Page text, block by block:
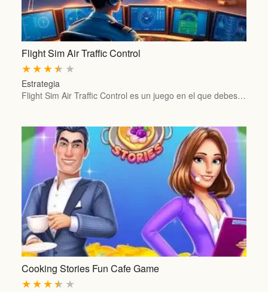
Flight Sim Air Traffic Control
★
★
★
★
★
Estrategia
Flight Sim Air Traffic Control es un juego en el que debes…
Cooking Stories Fun Cafe Game
★
★
★
★
★